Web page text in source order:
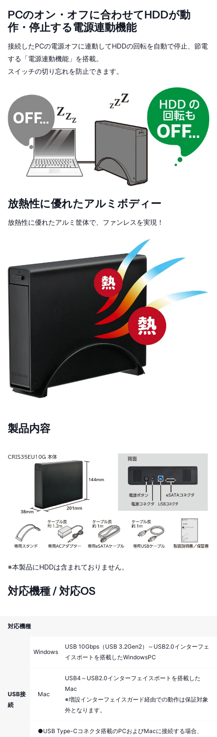
PCのオン・オフに合わせてHDDが動
作・停止する電源連動機能
接続したPCの電源オフに連動してHDDの回転を自動で停止、節電
する「電源連動機能」を搭載。
スイッチの切り忘れを防止できます。
放熱性に優れたアルミボディー
放熱性に優れたアルミ筐体で、ファンレスを実現！
製品内容
※本製品にHDDは含まれておりません。
対応機種 / 対応OS
対応機種
USB接
続
Windows
USB 10Gbps（USB 3.2Gen2）～USB2.0インターフェ
イスポートを搭載したWindowsPC
Mac
USB4～USB2.0インターフェイスポートを搭載した
Mac
※増設インターフェイスガード経由での動作は保証対象
外となります。
●USB Type-Cコネクタ搭載のPCおよびMacに接続する場合、